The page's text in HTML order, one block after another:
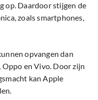
op. Daardoor stijgen de
zoals smartphones,
opvangen dan
en Vivo. Door zijn
kan Apple